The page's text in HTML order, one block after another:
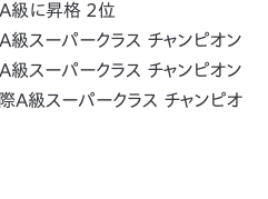
昇格 2位
ークラス チャンピオン
ークラス チャンピオン
スーパークラス チャンピオ